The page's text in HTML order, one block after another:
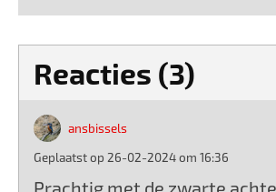
Reacties (3)
ansbissels
Geplaatst op 26-02-2024 om 16:36
Prachtig met de zwarte